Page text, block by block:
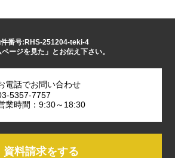
番号:RHS-251204-teki-4
ページを見た」とお伝え下さい。
電話でお問い合わせ
5357-7757
業時間：9:30～18:30
資料請求をする